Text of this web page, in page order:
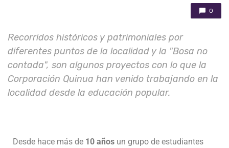
0
Recorridos históricos y patrimoniales por
diferentes puntos de la localidad y la "Bosa no
contada", son algunos proyectos con lo que la
Corporación Quinua han venido trabajando en la
localidad desde la educación popular.
Desde hace más de 10 años un grupo de estudiantes